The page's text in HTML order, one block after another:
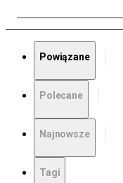
Powiązane
Polecane
Najnowsze
Tagi